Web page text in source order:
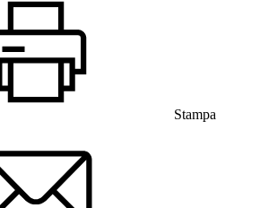
Stampa